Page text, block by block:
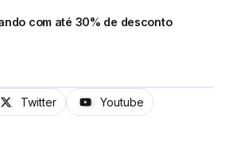
com até 30% de desconto
Twitter Youtube